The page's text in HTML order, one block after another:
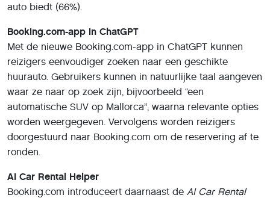
auto biedt (66%).
Booking.com-app in ChatGPT
Met de nieuwe Booking.com-app in ChatGPT kunnen
reizigers eenvoudiger zoeken naar een geschikte
huurauto. Gebruikers kunnen in natuurlijke taal aangeven
waar ze naar op zoek zijn, bijvoorbeeld “een
automatische SUV op Mallorca”, waarna relevante opties
worden weergegeven. Vervolgens worden reizigers
doorgestuurd naar Booking.com om de reservering af te
ronden.
AI Car Rental Helper
Booking.com introduceert daarnaast de AI Car Rental